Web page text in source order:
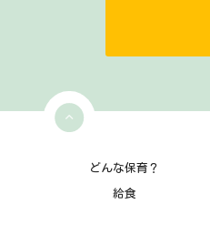
どんな保育？
給食